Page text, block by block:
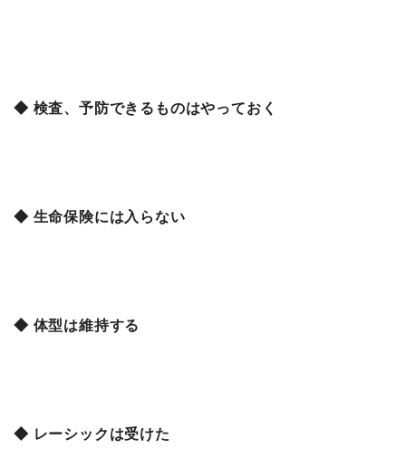
◆ 検査、予防できるものはやっておく
◆ 生命保険には入らない
◆ 体型は維持する
◆ レーシックは受けた